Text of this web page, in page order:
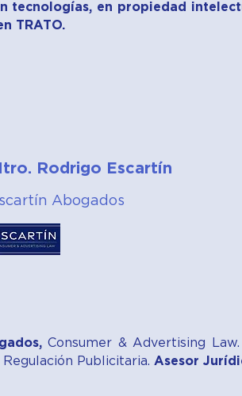
tecnologías, en propiedad
TRATO.
Rodrigo Escartín
Abogados
Consumer & Advertising Law.
Publicitaria. Asesor